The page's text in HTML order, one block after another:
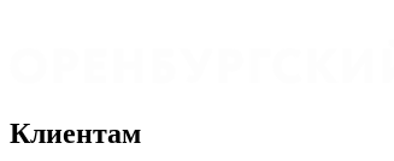
Клиентам